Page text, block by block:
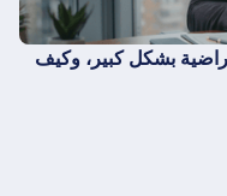
بشكل كبير، وكيف